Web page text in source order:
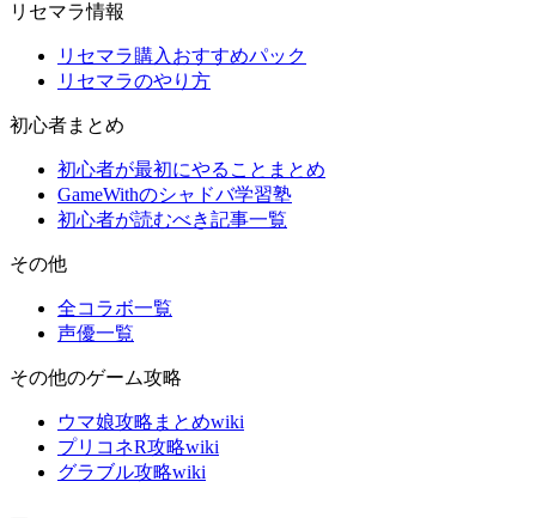
リセマラ情報
リセマラ購入おすすめパック
リセマラのやり方
初心者まとめ
初心者が最初にやることまとめ
GameWithのシャドバ学習塾
初心者が読むべき記事一覧
その他
全コラボ一覧
声優一覧
その他のゲーム攻略
ウマ娘攻略まとめwiki
プリコネR攻略wiki
グラブル攻略wiki